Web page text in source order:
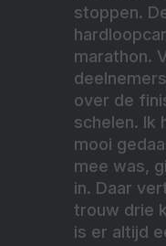
stoppen.
marathon.
over de
schelen. Ik
mooi
mee was,
in. Daar
trouw drie
is er altijd